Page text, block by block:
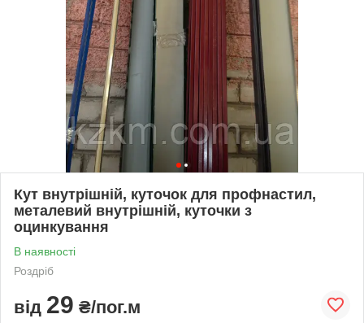
Кут внутрішній, куточок для профнастил,
металевий внутрішній, куточки з
оцинкування
В наявності
Роздріб
від 29 ₴/пог.м